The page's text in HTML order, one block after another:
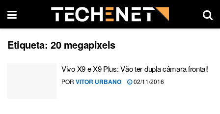
Etiqueta: 20 megapixels
Vivo X9 e X9 Plus: Vão ter dupla câmara frontal!
POR VITOR URBANO 02/11/2016